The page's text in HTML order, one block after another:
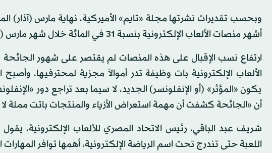
وبحسب تقديرات نشرتها مجلة «تايم» الأميركية، نهاية مارس (آذار)
أشهر منصات الألعاب الإلكترونية بنسبة 31 في المائة خلال شهر مارس (آذار) فقط.
ارتفاع نسب الإقبال على هذه المنصات لم يقتصر على شهور
الألعاب الإلكترونية بات وظيفة تدر أموالاً مجزية لمحترفيها،
يكون «المؤثر» (أو الإنفلونسر) الجديد، لا سيما بعد تراجع دور
أن «الجائحة كشفت أن مهمة استعراض الأزياء والمنتجات باتت مملة
شريف عبد الباقي، رئيس الاتحاد المصري للألعاب الإلكترونية،
اللعبة حتى تندرج تحت اسم الرياضة الإلكترونية، أهمها توافر